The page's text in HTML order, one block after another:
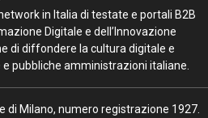
in Italia di testate e portali B2B
Digitale e dell’Innovazione
di diffondere la cultura digitale e
pubbliche amministrazioni italiane.
di Milano, numero registrazione 1927.